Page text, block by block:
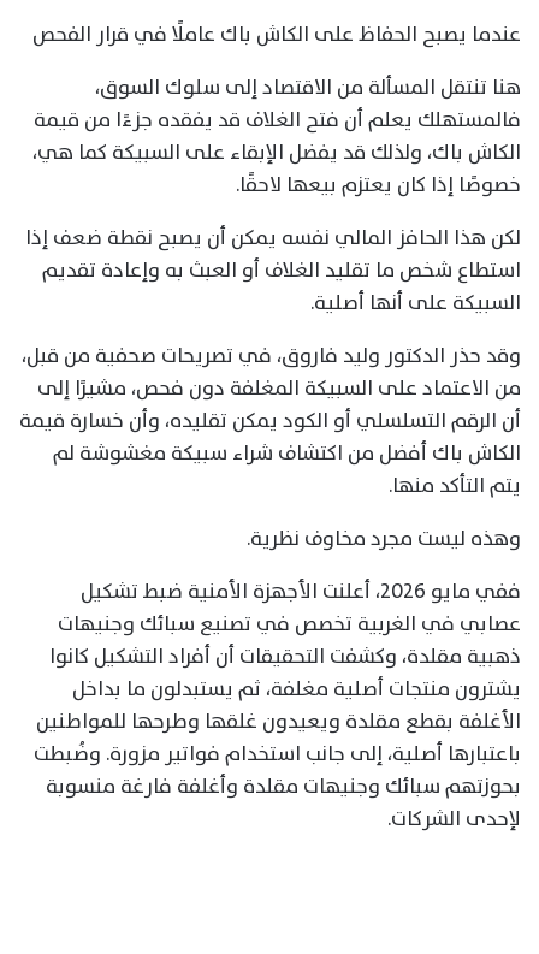
عندما يصبح الحفاظ على الكاش باك عاملًا في قرار الفحص
هنا تنتقل المسألة من الاقتصاد إلى سلوك السوق،
فالمستهلك يعلم أن فتح الغلاف قد يفقده جزءًا من قيمة
الكاش باك، ولذلك قد يفضل الإبقاء على السبيكة كما هي،
خصوصًا إذا كان يعتزم بيعها لاحقًا.
لكن هذا الحافز المالي نفسه يمكن أن يصبح نقطة ضعف إذا
استطاع شخص ما تقليد الغلاف أو العبث به وإعادة تقديم
السبيكة على أنها أصلية.
وقد حذر الدكتور وليد فاروق، في تصريحات صحفية من قبل،
من الاعتماد على السبيكة المغلفة دون فحص، مشيرًا إلى
أن الرقم التسلسلي أو الكود يمكن تقليده، وأن خسارة قيمة
الكاش باك أفضل من اكتشاف شراء سبيكة مغشوشة لم
يتم التأكد منها.
وهذه ليست مجرد مخاوف نظرية.
ففي مايو 2026، أعلنت الأجهزة الأمنية ضبط تشكيل
عصابي في الغربية تخصص في تصنيع سبائك وجنيهات
ذهبية مقلدة، وكشفت التحقيقات أن أفراد التشكيل كانوا
يشترون منتجات أصلية مغلفة، ثم يستبدلون ما بداخل
الأغلفة بقطع مقلدة ويعيدون غلقها وطرحها للمواطنين
باعتبارها أصلية، إلى جانب استخدام فواتير مزورة. وضُبطت
بحوزتهم سبائك وجنيهات مقلدة وأغلفة فارغة منسوبة
لإحدى الشركات.